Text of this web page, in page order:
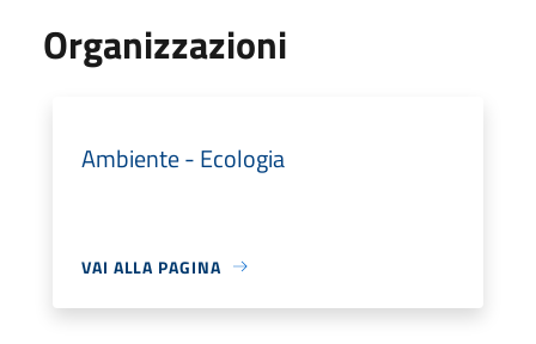
Organizzazioni
Ambiente - Ecologia
VAI ALLA PAGINA